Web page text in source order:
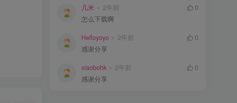
几米 2年前
0
怎么下载啊
Helloyoyo 2年前
0
感谢分享
xiaobohk 2年前
0
感谢分享